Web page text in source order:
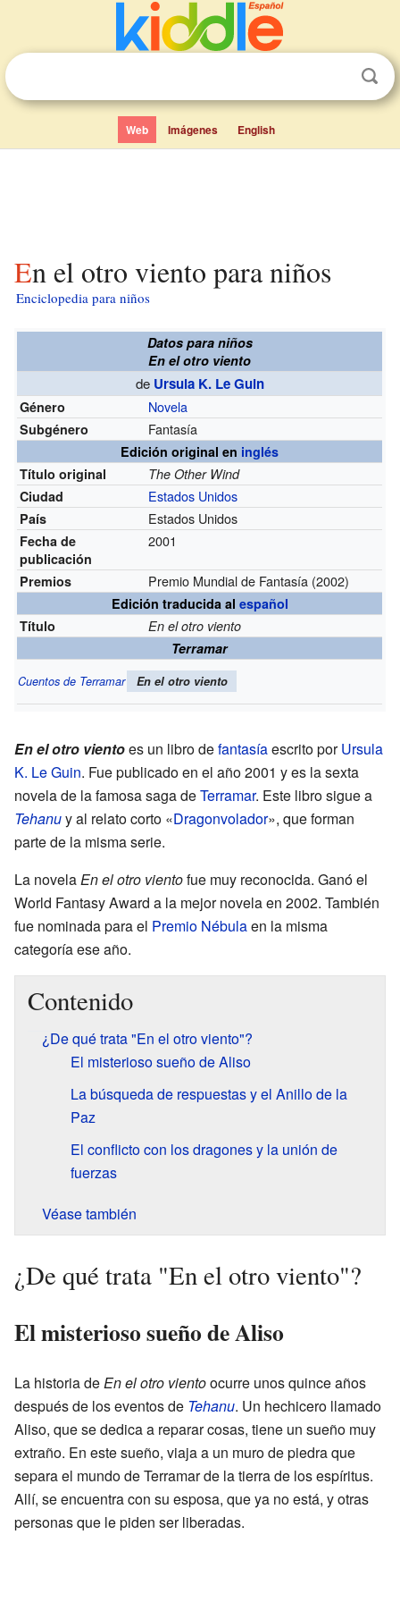
Web Imágenes English
En el otro viento para niños
Enciclopedia para niños
Datos para niños
En el otro viento
de Ursula K. Le Guin
Género Novela
Subgénero Fantasía
Edición original en inglés
Título original
The Other Wind
Ciudad
Estados Unidos
País Estados Unidos
Fecha de
publicación
2001
Premios Premio Mundial de Fantasía (2002)
Edición traducida al español
Título
En el otro viento
Terramar
Cuentos de Terramar En el otro viento
En el otro vientoes un libro defantasíaescrito porUrsula
K. Le Guin. Fue publicado en el año 2001 y es la sexta
novela de la famosa saga deTerramar. Este libro sigue a
Tehanuy al relato corto «Dragonvolador», que forman
parte de la misma serie.
La novelaEn el otro vientofue muy reconocida. Ganó el
World Fantasy Award a la mejor novela en 2002. También
fue nominada para el Premio Nébulaen la misma
categoría ese año.
Contenido
¿De qué trata "En el otro viento"?
El misterioso sueño de Aliso
La búsqueda de respuestas y el Anillo de la
Paz
El conflicto con los dragones y la unión de
fuerzas
Véase también
¿De qué trata "En el otro viento"?
El misterioso sueño de Aliso
La historia deEn el otro vientoocurre unos quince años
después de los eventos de Tehanu. Un hechicero llamado
Aliso, que se dedica a reparar cosas, tiene un sueño muy
extraño. En este sueño, viaja a un muro de piedra que
separa el mundo de Terramar de la tierra de los espíritus.
Allí, se encuentra con su esposa, que ya no está, y otras
personas que le piden ser liberadas.